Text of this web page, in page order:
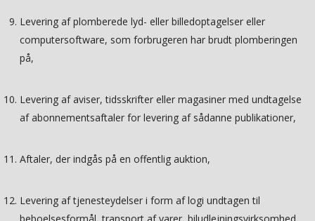
Levering af plomberede lyd- eller billedoptagelser eller
computersoftware, som forbrugeren har brudt plomberingen
på,
Levering af aviser, tidsskrifter eller magasiner med undtagelse
af abonnementsaftaler for levering af sådanne publikationer,
Aftaler, der indgås på en offentlig auktion,
Levering af tjenesteydelser i form af logi undtagen til